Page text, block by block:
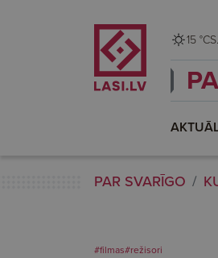
15 °C
PAR SVARĪGO
#filmas#režisori